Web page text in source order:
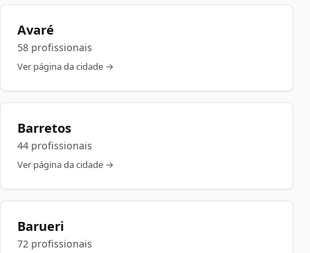
Avaré
58 profissionais
Ver página da cidade →
Barretos
44 profissionais
Ver página da cidade →
Barueri
72 profissionais